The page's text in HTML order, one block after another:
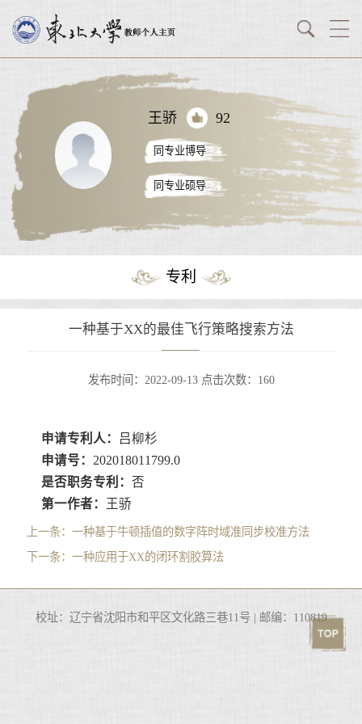
王骄 92
同专业博导
同专业硕导
专利
一种基于XX的最佳飞行策略搜索方法
发布时间：2022-09-13 点击次数： 160
申请专利人：
吕柳杉
申请号： 202018011799.0
是否职务专利： 否
第一作者：
王骄
上一条： 一种基于牛顿插值的数字阵时域准同步校准方法
下一条： 一种应用于XX的闭环割胶算法
校址：辽宁省沈阳市和平区文化路三巷11号 | 邮编：110819